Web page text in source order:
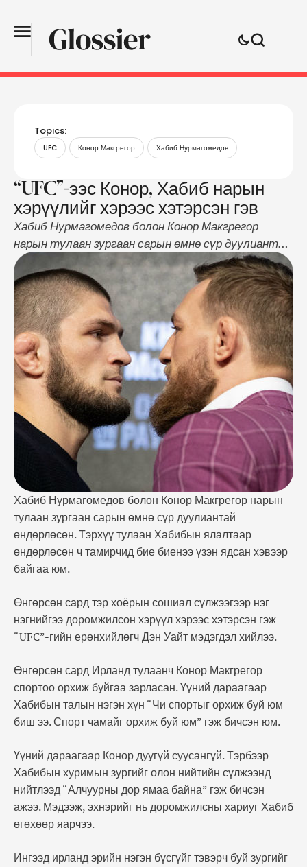
Topics:
UFC Конор Макгрегор Хабиб Нурмагомедов
“UFC”-ээс Конор, Хабиб нарын
хэрүүлийг хэрээс хэтэрсэн гэв
Хабиб Нурмагомедов болон Конор Макгрегор
нарын тулаан зургаан сарын өмнө сүр дуулиантай
өндөрлөсөн. Тэрхүү тулаан Хабибын ялалтаар
өндөрлөсөн ч тамирчид бие биенээ үзэн ядсан
хэвээр байгаа юм. Өнгөрсөн сард тэр хоёрын
сошиал сүлжээгээр нэг нэгнийгээ доромжилсон
хэрүүл хэрээс хэтэрсэн гэж “UFC”-гийн
ерөнхийлөгч Дэн Уайт мэдэгдэл хийлээ. Өнгөрсөн
сард Ирланд тулаанч Конор Макгрегор спортоо
орхиж буйгаа …
Хабиб Нурмагомедов болон Конор Макгрегор нарын
тулаан зургаан сарын өмнө сүр дуулиантай
өндөрлөсөн. Тэрхүү тулаан Хабибын ялалтаар
өндөрлөсөн ч тамирчид бие биенээ үзэн ядсан хэвээр
байгаа юм.
Өнгөрсөн сард тэр хоёрын сошиал сүлжээгээр нэг
нэгнийгээ доромжилсон хэрүүл хэрээс хэтэрсэн гэж
“UFC”-гийн ерөнхийлөгч Дэн Уайт мэдэгдэл хийлээ.
Өнгөрсөн сард Ирланд тулаанч Конор Макгрегор
спортоо орхиж буйгаа зарласан. Үүний дараагаар
Хабибын талын нэгэн хүн “Чи спортыг орхиж буй юм
биш ээ. Спорт чамайг орхиж буй юм” гэж бичсэн юм.
Үүний дараагаар Конор дуугүй суусангүй. Тэрбээр
Хабибын хуримын зургийг олон нийтийн сүлжээнд
нийтлээд “Алчуурны дор ямаа байна” гэж бичсэн
ажээ. Мэдээж, эхнэрийг нь доромжилсны хариуг Хабиб
өгөхөөр яарчээ.
Ингээд ирланд эрийн нэгэн бүсгүйг тэвэрч буй зургийг